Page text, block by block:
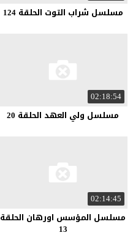
مسلسل شراب التوت الحلقة 124
02:18:54
مسلسل ولي العهد الحلقة 20
02:14:45
مسلسل المؤسس اورهان الحلقة
13